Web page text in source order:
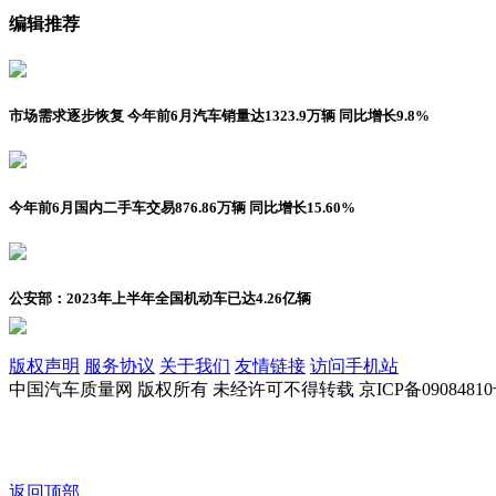
编辑推荐
市场需求逐步恢复 今年前6月汽车销量达1323.9万辆 同比增长9.8%
今年前6月国内二手车交易876.86万辆 同比增长15.60%
公安部：2023年上半年全国机动车已达4.26亿辆
版权声明 服务协议 关于我们 友情链接 访问手机站
中国汽车质量网 版权所有 未经许可不得转载 京ICP备09084810
返回顶部